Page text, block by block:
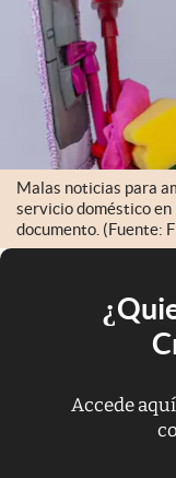
Malas noticias para
servicio doméstico en
documento. (Fuente:
Accede